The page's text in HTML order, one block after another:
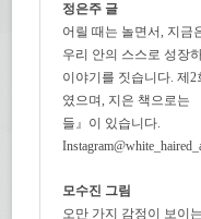
정은주 글
어릴 때는 놀면서, 지금
우리 안의 스스로 성장
이야기를 짓습니다. 제
였으며, 지은 책으로는
들』이 있습니다.
모수진 그림
오만 가지 감정이 보이